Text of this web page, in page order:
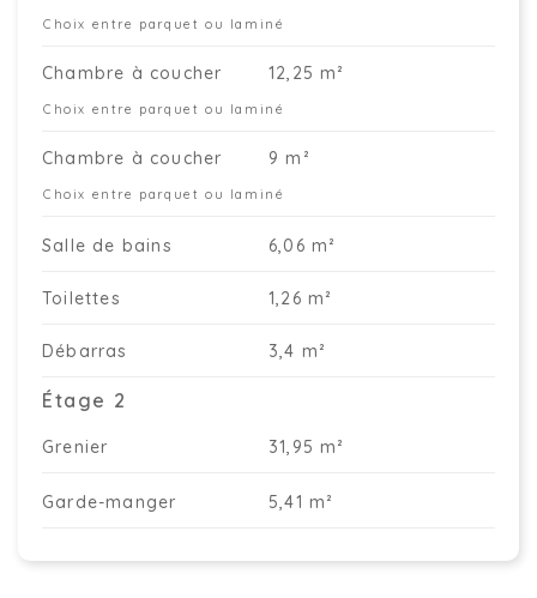
Choix entre parquet ou laminé
Chambre à coucher 12,25 m²
Choix entre parquet ou laminé
Chambre à coucher 9 m²
Choix entre parquet ou laminé
Salle de bains 6,06 m²
Toilettes 1,26 m²
Débarras 3,4 m²
Étage 2
Grenier 31,95 m²
Garde-manger 5,41 m²